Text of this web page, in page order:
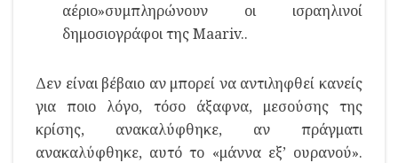
αέριο»συμπληρώνουν οι ισραηλινοί
δημοσιογράφοι της Maariv..
Δεν είναι βέβαιο αν μπορεί να αντιληφθεί κανείς
για ποιο λόγο, τόσο άξαφνα, μεσούσης της
κρίσης, ανακαλύφθηκε, αν πράγματι
ανακαλύφθηκε, αυτό το «μάννα εξ’ ουρανού».